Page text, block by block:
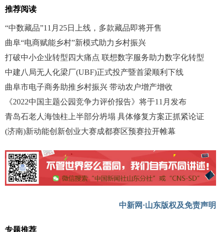
推荐阅读
“中数藏品”11月25日上线，多款藏品即将开售
曲阜“电商赋能乡村”新模式助力乡村振兴
打破中小企业转型四大痛点 联想数字服务助力数字化转型
中建八局无人化梁厂(UBF)正式投产暨首梁顺利下线
曲阜市电子商务助推乡村振兴 带动农户增产增收
《2022中国主题公园竞争力评价报告》将于11月发布
青岛石老人海蚀柱上半部分坍塌 具体修复方案正抓紧论证
(济南)新动能创新创业大赛成都赛区预赛拉开帷幕
中新网·山东版权及免责声明
专题推荐